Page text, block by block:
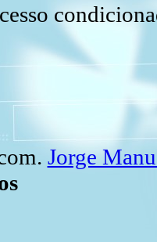
Jorge